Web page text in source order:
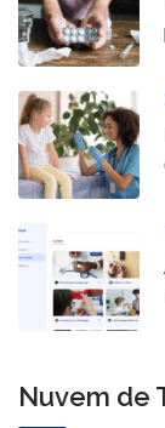
Nuvem de